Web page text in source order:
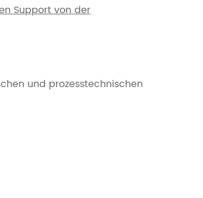
Support von der
und prozesstechnischen